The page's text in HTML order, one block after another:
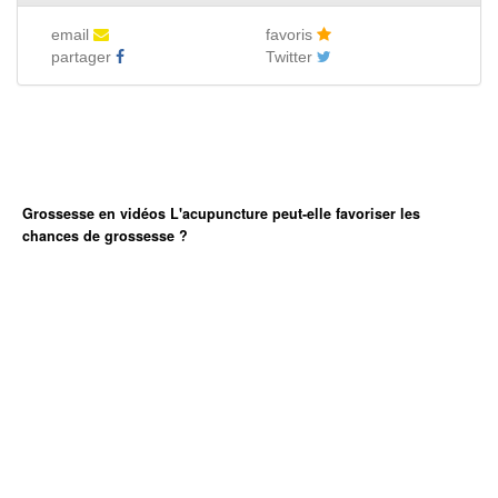
email
favoris
partager
Twitter
Grossesse en vidéos L'acupuncture peut-elle favoriser les
chances de grossesse ?